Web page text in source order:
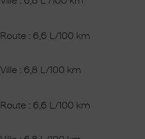
Route : 6,6 L/100 km
Ville : 6,8 L/100 km
Route : 6,6 L/100 km